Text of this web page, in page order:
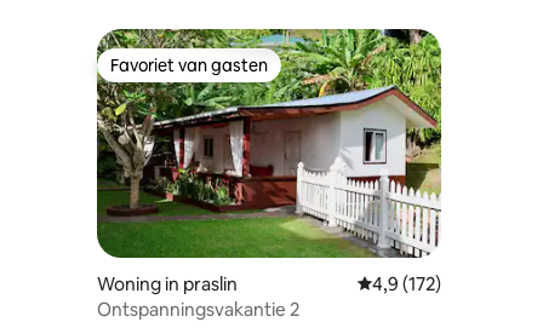
Favoriet van gasten
Favoriet van gasten
Woning in praslin Gemiddelde
4,9 (172)
Ontspanningsvakantie 2